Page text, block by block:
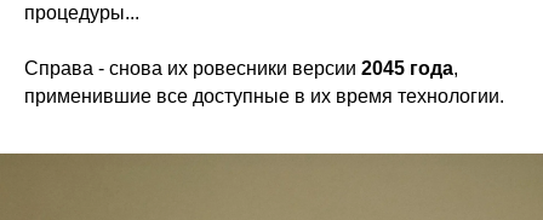
процедуры...
Справа - снова их ровесники версии 2045 года,
применившие все доступные в их время технологии.